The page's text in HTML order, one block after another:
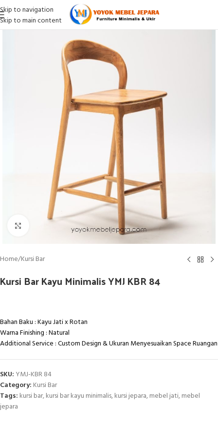
Skip to navigation
Skip to main content
Home/Kursi Bar
Kursi Bar Kayu Minimalis YMJ KBR 84
Bahan Baku : Kayu Jati x Rotan
Warna Finishing : Natural
Additional Service : Custom Design & Ukuran Menyesuaikan Space Ruangan
SKU: YMJ-KBR 84
Category: Kursi Bar
Tags: kursi bar,kursi bar kayu minimalis,kursi jepara,mebel jati,mebel
jepara